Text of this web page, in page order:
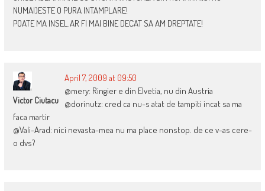
NUMAI)ESTE O PURA INTAMPLARE!
POATE MA INSEL.AR FI MAI BINE DECAT SA AM DREPTATE!
Victor Ciutacu
April 7, 2009 at 09:50
@mery: Ringier e din Elvetia, nu din Austria
@dorinutz: cred ca nu-s atat de tampiti incat sa ma
faca martir
@Vali-Arad: nici nevasta-mea nu ma place nonstop. de ce v-as cere-
o dvs?